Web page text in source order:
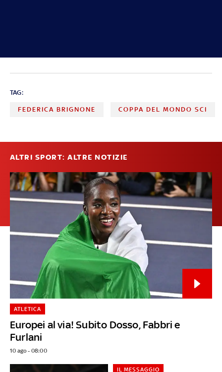
TAG:
FEDERICA BRIGNONE COPPA DEL MONDO SCI
ALTRI SPORT: ALTRE NOTIZIE
Europei al via! Subito Dosso, Fabbri e
Furlani
ATLETICA
10 ago - 08:00
IL MESSAGGIO